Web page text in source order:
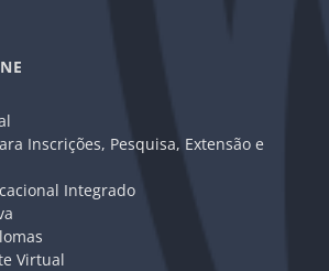
Inscrições, Pesquisa, Extensão e
Integrado
Virtual